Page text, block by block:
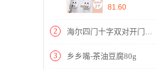
【ABS+PP+不
色】
81.60
2 海尔四门十字双对开门多门变频风冷无霜BCD-406WDPD升家用电冰箱【不锈钢/深空灰】
3 乡乡嘴-茶油豆腐80g